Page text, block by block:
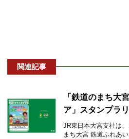
関連記事
「鉄道のまち大
ア」スタンプラ
JR東日本大宮支社は
まち大宮 鉄道ふれあ